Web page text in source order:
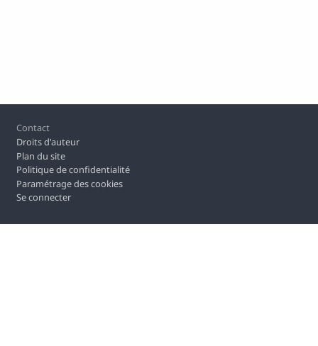
Pied de page
Contact
Droits d'auteur
Plan du site
Politique de confidentialité
Paramétrage des cookies
Se connecter